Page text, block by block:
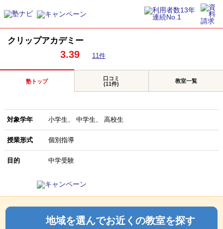
クリップアカデミー
3.39 11件
塾トップ
口コミ
(11件)
教室一覧
対象学年 小学生 中学生 高校生
授業形式 個別指導
目的 中学受験
地域を選んでお近くの教室を探す